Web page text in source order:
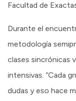
Facultad de
Durante el
metodología
clases sincrónicas
intensivas. “Cada
dudas y eso hace